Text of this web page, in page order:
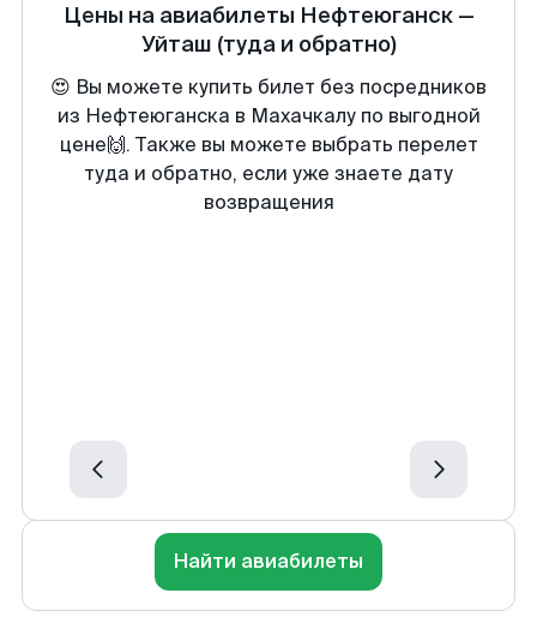
Цены на авиабилеты Нефтеюганск—
Уйташ (туда и обратно)
😍 Вы можете купить билет без посредников
из Нефтеюганска в Махачкалу по выгодной
цене🙌. Также вы можете выбрать перелет
туда и обратно, если уже знаете дату
возвращения
Найти авиабилеты